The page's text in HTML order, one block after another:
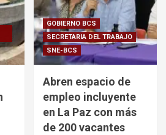
GOBIERNO BCS
SECRETARIA DEL TRABAJO
SNE-BCS
Abren espacio de
empleo incluyente
en La Paz con más
de 200 vacantes